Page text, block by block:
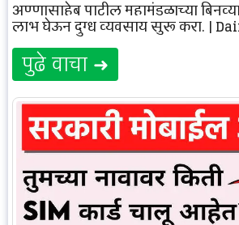
अण्णासाहेब पाटील महामंडळाच्या
लाभ घेऊन दुग्ध व्यवसाय सुरू करा. |
पुढे वाचा ➜